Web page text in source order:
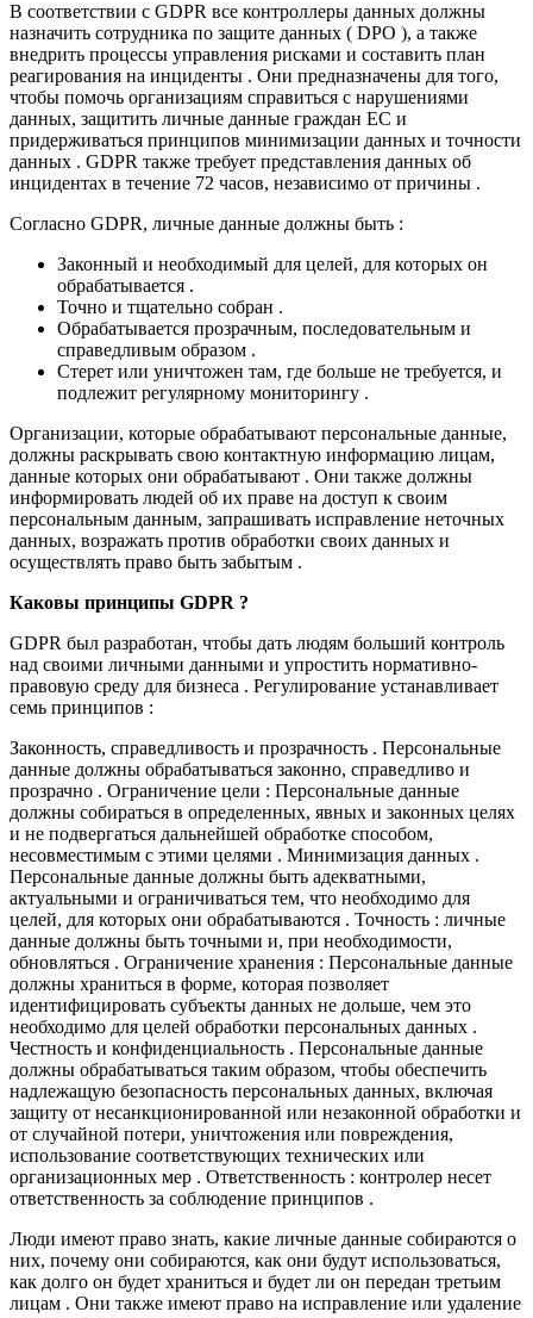
В соответствии с GDPR все контроллеры данных должны
назначить сотрудника по защите данных ( DPO ), а также
внедрить процессы управления рисками и составить план
реагирования на инциденты . Они предназначены для того,
чтобы помочь организациям справиться с нарушениями
данных, защитить личные данные граждан ЕС и
придерживаться принципов минимизации данных и точности
данных . GDPR также требует представления данных об
инцидентах в течение 72 часов, независимо от причины .
Согласно GDPR, личные данные должны быть :
Законный и необходимый для целей, для которых он
обрабатывается .
Точно и тщательно собран .
Обрабатывается прозрачным, последовательным и
справедливым образом .
Стерет или уничтожен там, где больше не требуется, и
подлежит регулярному мониторингу .
Организации, которые обрабатывают персональные данные,
должны раскрывать свою контактную информацию лицам,
данные которых они обрабатывают . Они также должны
информировать людей об их праве на доступ к своим
персональным данным, запрашивать исправление неточных
данных, возражать против обработки своих данных и
осуществлять право быть забытым .
Каковы принципы GDPR ?
GDPR был разработан, чтобы дать людям больший контроль
над своими личными данными и упростить нормативно-
правовую среду для бизнеса . Регулирование устанавливает
семь принципов :
Законность, справедливость и прозрачность . Персональные
данные должны обрабатываться законно, справедливо и
прозрачно . Ограничение цели : Персональные данные
должны собираться в определенных, явных и законных целях
и не подвергаться дальнейшей обработке способом,
несовместимым с этими целями . Минимизация данных .
Персональные данные должны быть адекватными,
актуальными и ограничиваться тем, что необходимо для
целей, для которых они обрабатываются . Точность : личные
данные должны быть точными и, при необходимости,
обновляться . Ограничение хранения : Персональные данные
должны храниться в форме, которая позволяет
идентифицировать субъекты данных не дольше, чем это
необходимо для целей обработки персональных данных .
Честность и конфиденциальность . Персональные данные
должны обрабатываться таким образом, чтобы обеспечить
надлежащую безопасность персональных данных, включая
защиту от несанкционированной или незаконной обработки и
от случайной потери, уничтожения или повреждения,
использование соответствующих технических или
организационных мер . Ответственность : контролер несет
ответственность за соблюдение принципов .
Люди имеют право знать, какие личные данные собираются о
них, почему они собираются, как они будут использоваться,
как долго он будет храниться и будет ли он передан третьим
лицам . Они также имеют право на исправление или удаление